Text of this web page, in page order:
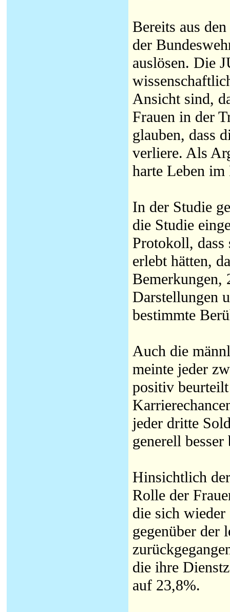
Bereits aus
der
auslösen. Die
Ansicht sind,
Frauen in der
glauben, dass
verliere. Als
harte Leben
In der Studie
die Studie
Protokoll, dass
erlebt hätten,
Bemerkungen,
Darstellungen
bestimmte
Auch die
meinte jeder
positiv
jeder dritte
generell
Hinsichtlich
Rolle der
die sich
gegenüber der
die ihre
auf 23,8%.